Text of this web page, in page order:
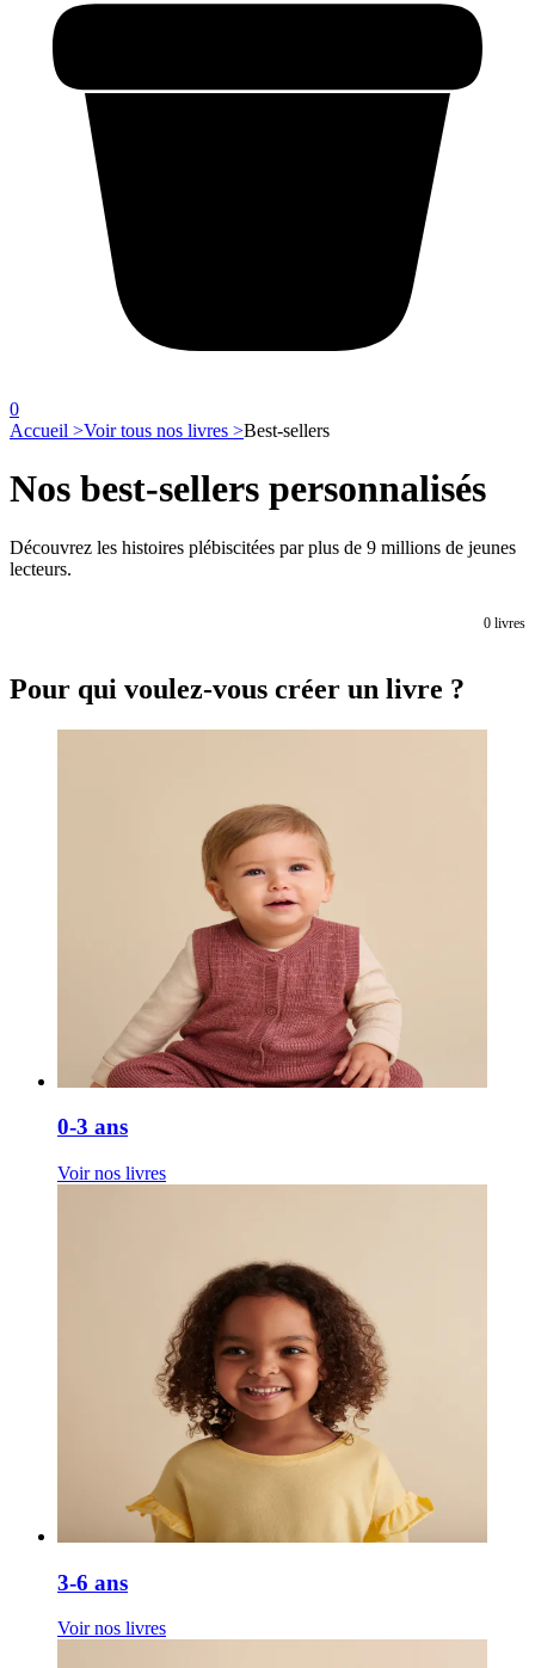
0
Accueil >Voir tous nos livres >Best-sellers
Nos best-sellers personnalisés
Découvrez les histoires plébiscitées par plus de 9 millions de jeunes
lecteurs.
0 livres
Pour qui voulez-vous créer un livre ?
0-3 ans
Voir nos livres
3-6 ans
Voir nos livres